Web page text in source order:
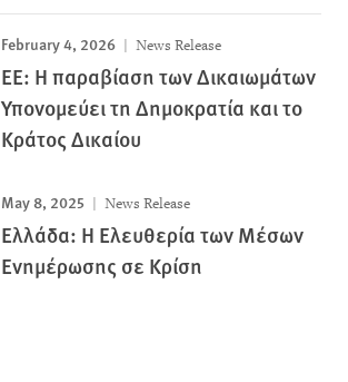
February 4, 2026 News Release
ΕΕ: Η παραβίαση των Δικαιωμάτων
Υπονομεύει τη Δημοκρατία και το
Κράτος Δικαίου
May 8, 2025 News Release
Ελλάδα: Η Ελευθερία των Μέσων
Ενημέρωσης σε Κρίση